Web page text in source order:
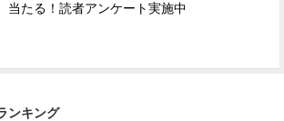
当たる！読者アンケート実施中
ンキング